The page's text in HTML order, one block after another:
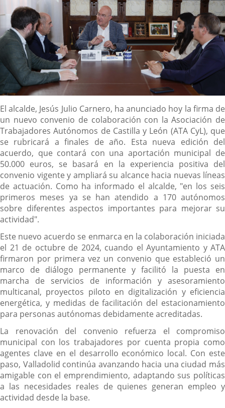
Descripción
El alcalde, Jesús Julio Carnero, ha anunciado hoy la firma de
un nuevo convenio de colaboración con la Asociación de
Trabajadores Autónomos de Castilla y León (ATA CyL), que
se rubricará a finales de año. Esta nueva edición del
acuerdo, que contará con una aportación municipal de
50.000 euros, se basará en la experiencia positiva del
convenio vigente y ampliará su alcance hacia nuevas líneas
de actuación. Como ha informado el alcalde, "en los seis
primeros meses ya se han atendido a 170 autónomos
sobre diferentes aspectos importantes para mejorar su
actividad".
Este nuevo acuerdo se enmarca en la colaboración iniciada
el 21 de octubre de 2024, cuando el Ayuntamiento y ATA
firmaron por primera vez un convenio que estableció un
marco de diálogo permanente y facilitó la puesta en
marcha de servicios de información y asesoramiento
multicanal, proyectos piloto en digitalización y eficiencia
energética, y medidas de facilitación del estacionamiento
para personas autónomas debidamente acreditadas.
La renovación del convenio refuerza el compromiso
municipal con los trabajadores por cuenta propia como
agentes clave en el desarrollo económico local. Con este
paso, Valladolid continúa avanzando hacia una ciudad más
amigable con el emprendimiento, adaptando sus políticas
a las necesidades reales de quienes generan empleo y
actividad desde la base.